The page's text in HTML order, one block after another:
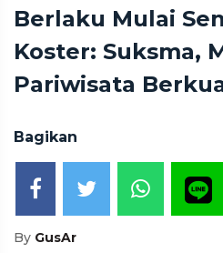
Berlaku Mulai
Koster: Suksma,
Pariwisata
Bagikan
By GusAr